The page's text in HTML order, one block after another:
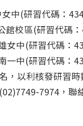
中(研習代碼：
館校區(研習代碼：
女中(研習代碼：
一中(研習代碼：
，以利核發研習
7974，聯